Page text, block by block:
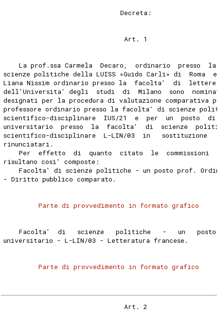
                              Decreta:
                               Art. 1
La prof.ssa Carmela  Decaro,  ordinario  presso
scienze politiche della LUISS «Guido Carli» di  Roma
Liana Nissim ordinario presso la  facolta'  di
dell'Universita' degli  studi  di  Milano  sono
designati per la procedura di valutazione comparativa
professore ordinario presso la facolta' di scienze
scientifico-disciplinare  IUS/21  e  per  un  posto
universitario  presso  la  facolta'  di  scienze
scientifico-disciplinare  L-LIN/03  in   sostituzione
rinunciatari.
Per  effetto  di  quanto  citato  le  commissioni
risultano cosi' composte:
Facolta' di scienze politiche - un posto prof.
- Diritto pubblico comparato.
Parte di provvedimento in formato grafico
Facolta'  di   scienze   politiche   -   un
universitario - L-LIN/03 - Letteratura francese.
Parte di provvedimento in formato grafico
                               Art. 2